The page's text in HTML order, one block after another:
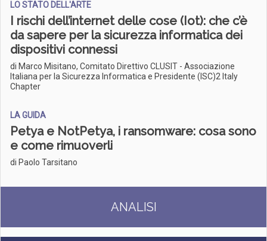
LO STATO DELL'ARTE
I rischi dell’internet delle cose (Iot): che c’è
da sapere per la sicurezza informatica dei
dispositivi connessi
di Marco Misitano, Comitato Direttivo CLUSIT - Associazione
Italiana per la Sicurezza Informatica e Presidente (ISC)2 Italy
Chapter
LA GUIDA
Petya e NotPetya, i ransomware: cosa sono
e come rimuoverli
di Paolo Tarsitano
ANALISI